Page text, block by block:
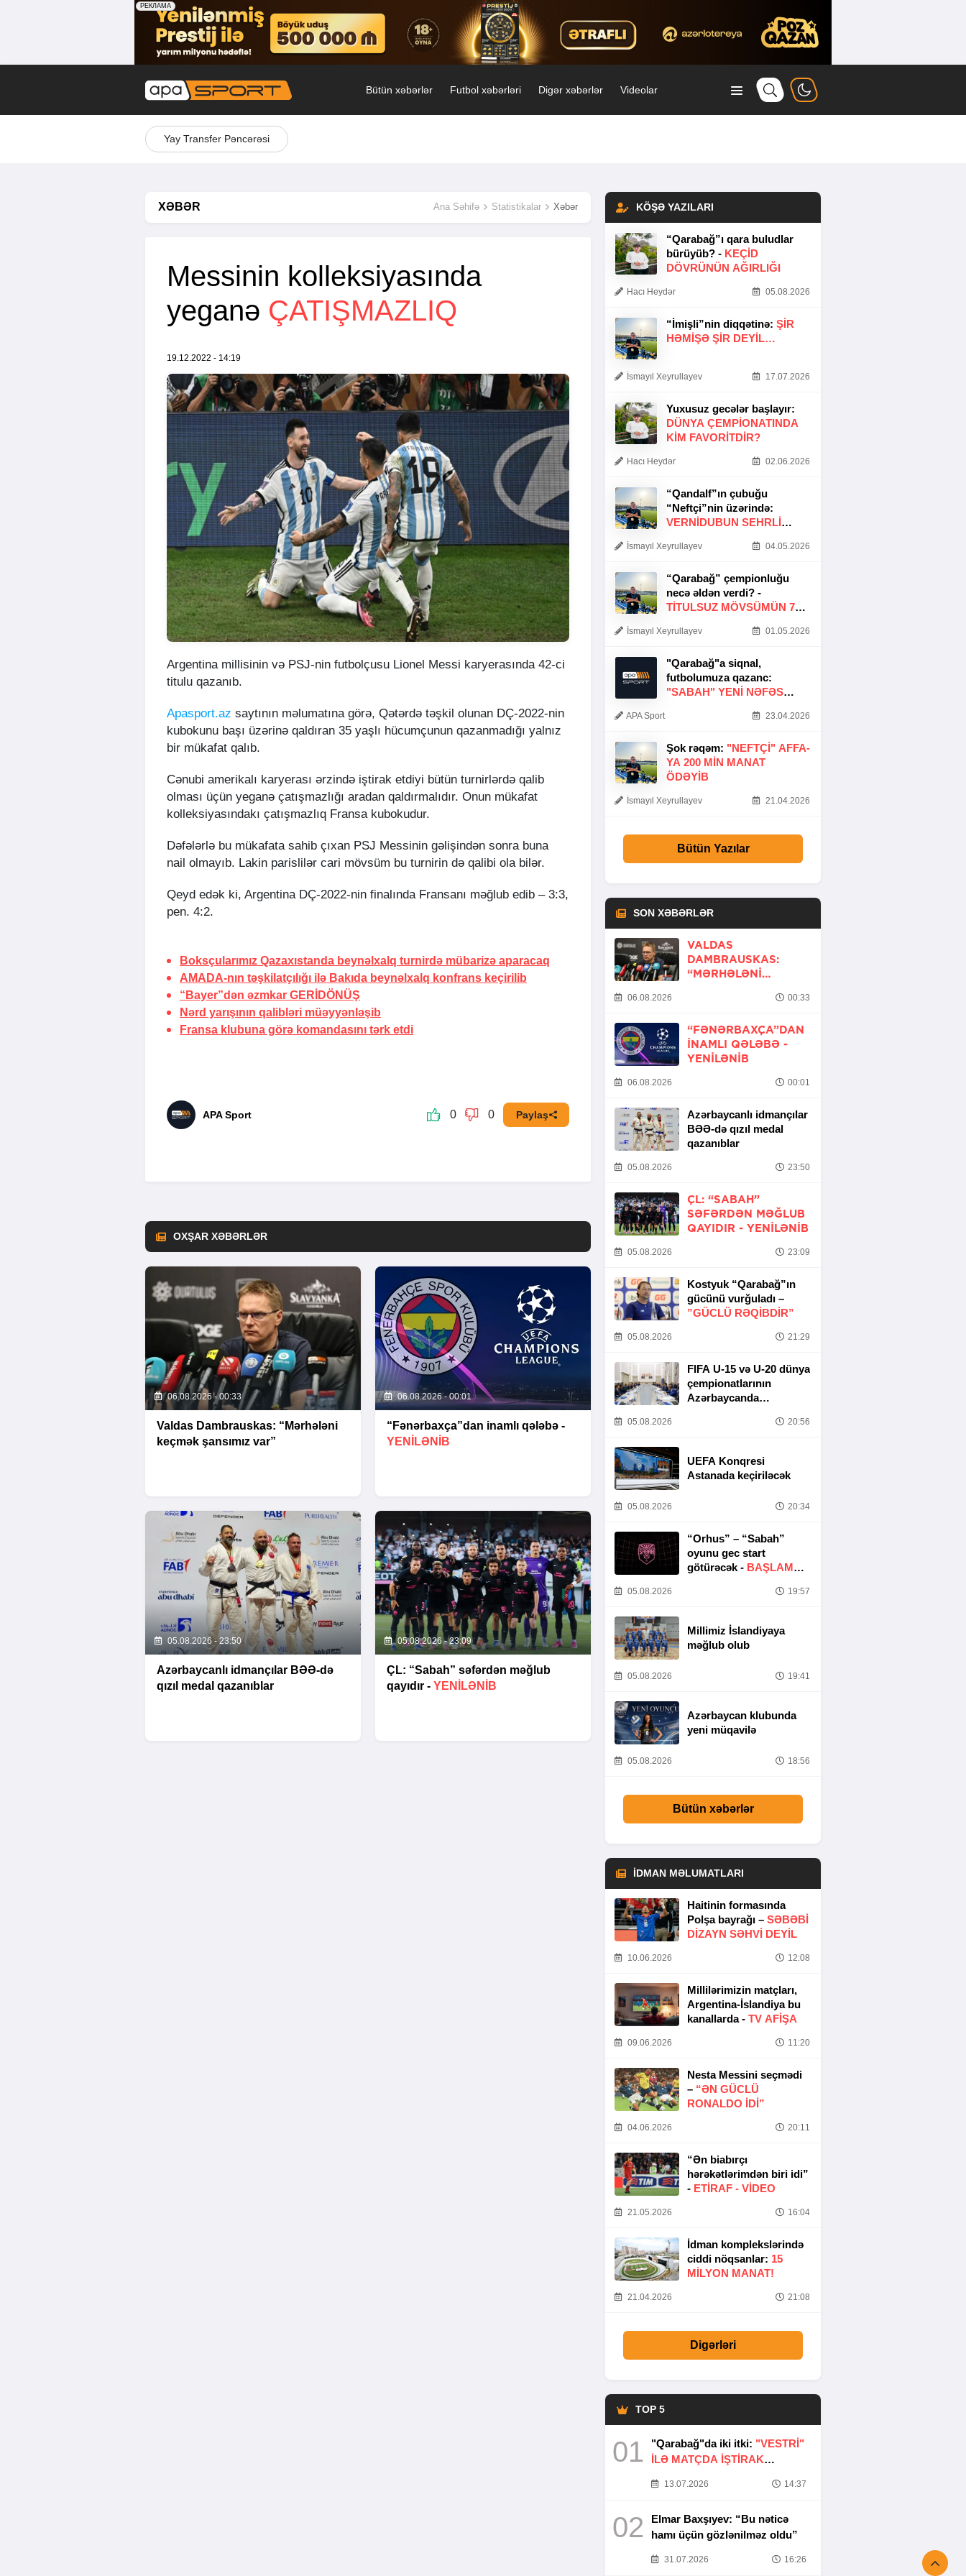
Bütün xəbərlər Futbol xəbərləri Digər xəbərlər Videolar
Yay Transfer Pəncərəsi
XƏBƏR Ana Səhifə Statistikalar Xəbər
Messinin kolleksiyasında
yeganə ÇATIŞMAZLIQ
19.12.2022 - 14:19
Argentina millisinin və PSJ-nin futbolçusu Lionel Messi karyerasında 42-ci
titulu qazanıb.
Apasport.az saytının məlumatına görə, Qətərdə təşkil olunan DÇ-2022-nin
kubokunu başı üzərinə qaldıran 35 yaşlı hücumçunun qazanmadığı yalnız
bir mükafat qalıb.
Cənubi amerikalı karyerası ərzində iştirak etdiyi bütün turnirlərdə qalib
olması üçün yeganə çatışmazlığı aradan qaldırmalıdır. Onun mükafat
kolleksiyasındakı çatışmazlıq Fransa kubokudur.
Dəfələrlə bu mükafata sahib çıxan PSJ Messinin gəlişindən sonra buna
nail olmayıb. Lakin parislilər cari mövsüm bu turnirin də qalibi ola bilər.
Qeyd edək ki, Argentina DÇ-2022-nin finalında Fransanı məğlub edib – 3:3,
pen. 4:2.
Boksçularımız Qazaxıstanda beynəlxalq turnirdə mübarizə aparacaq
AMADA-nın təşkilatçılığı ilə Bakıda beynəlxalq konfrans keçirilib
“Bayer”dən əzmkar GERİDÖNÜŞ
Nərd yarışının qalibləri müəyyənləşib
Fransa klubuna görə komandasını tərk etdi
APA Sport 0 0 Paylaş
OXŞAR XƏBƏRLƏR
06.08.2026 - 00:33
Valdas Dambrauskas: “Mərhələni
keçmək şansımız var”
06.08.2026 - 00:01
“Fənərbaxça”dan inamlı qələbə -
YENİLƏNİB
05.08.2026 - 23:50
Azərbaycanlı idmançılar BƏƏ-də
qızıl medal qazanıblar
05.08.2026 - 23:09
ÇL: “Sabah” səfərdən məğlub
qayıdır - YENİLƏNİB
KÖŞƏ YAZILARI
“Qarabağ”ı qara buludlar
bürüyüb? - KEÇID
DÖVRÜNÜN AĞIRLIĞI
Hacı Heydər 05.08.2026
“İmişli”nin diqqətinə: ŞIR
HƏMIŞƏ ŞIR DEYIL…
İsmayıl Xeyrullayev 17.07.2026
Yuxusuz gecələr başlayır:
DÜNYA ÇEMPIONATINDA
KIM FAVORITDIR?
Hacı Heydər 02.06.2026
“Qandalf”ın çubuğu
“Neftçi”nin üzərində:
VERNİDUBUN SEHRLİ
İsmayıl Xeyrullayev 04.05.2026
“Qarabağ” çempionluğu
necə əldən verdi? -
TITULSUZ MÖVSÜMÜN 7
İsmayıl Xeyrullayev 01.05.2026
"Qarabağ"a siqnal,
futbolumuza qazanc:
"SABAH" YENI NƏFƏS
APA Sport 23.04.2026
Şok rəqəm: "NEFTÇI" AFFA-
YA 200 MIN MANAT
ÖDƏYIB
İsmayıl Xeyrullayev 21.04.2026
Bütün Yazılar
SON XƏBƏRLƏR
VALDAS
DAMBRAUSKAS:
“MƏRHƏLƏNI
06.08.2026 00:33
“FƏNƏRBAXÇA”DAN
INAMLI QƏLƏBƏ -
YENİLƏNİB
06.08.2026 00:01
Azərbaycanlı idmançılar
BƏƏ-də qızıl medal
qazanıblar
05.08.2026 23:50
ÇL: “SABAH”
SƏFƏRDƏN MƏĞLUB
QAYIDIR - YENİLƏNİB
05.08.2026 23:09
Kostyuk “Qarabağ”ın
gücünü vurğuladı –
”GÜCLÜ RƏQİBDİR”
05.08.2026 21:29
FIFA U-15 və U-20 dünya
çempionatlarının
Azərbaycanda
Təşkilat Komitəsinin
05.08.2026 20:56
UEFA Konqresi
Astanada keçiriləcək
05.08.2026 20:34
“Orhus” – “Sabah”
oyunu gec start
götürəcək - BAŞLAMA
05.08.2026 19:57
Millimiz İslandiyaya
məğlub olub
05.08.2026 19:41
Azərbaycan klubunda
yeni müqavilə
05.08.2026 18:56
Bütün xəbərlər
İDMAN MƏLUMATLARI
Haitinin formasında
Polşa bayrağı – SƏBƏBI
DIZAYN SƏHVI DEYIL
10.06.2026 12:08
Millilərimizin matçları,
Argentina-İslandiya bu
kanallarda - TV AFİŞA
09.06.2026 11:20
Nesta Messini seçmədi
– “ƏN GÜCLÜ
RONALDO IDI”
04.06.2026 20:11
“Ən biabırçı
hərəkətlərimdən biri idi”
- ETIRAF - VİDEO
21.05.2026 16:04
İdman komplekslərində
ciddi nöqsanlar: 15
MILYON MANAT!
21.04.2026 21:08
Digərləri
TOP 5
01 "Qarabağ"da iki itki: "VESTRİ"
İLƏ MATÇDA İŞTİRAK
13.07.2026 14:37
02
Elmar Baxşıyev: “Bu nəticə
hamı üçün gözlənilməz oldu”
31.07.2026 16:26